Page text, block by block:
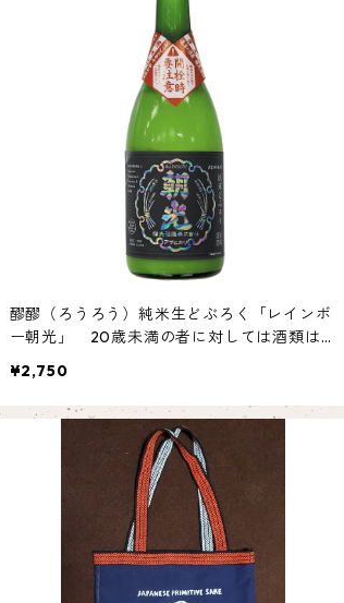
醪醪（ろうろう）純米生どぶろく「レインボ
ー朝光」 20歳未満の者に対しては酒類は販
¥2,750